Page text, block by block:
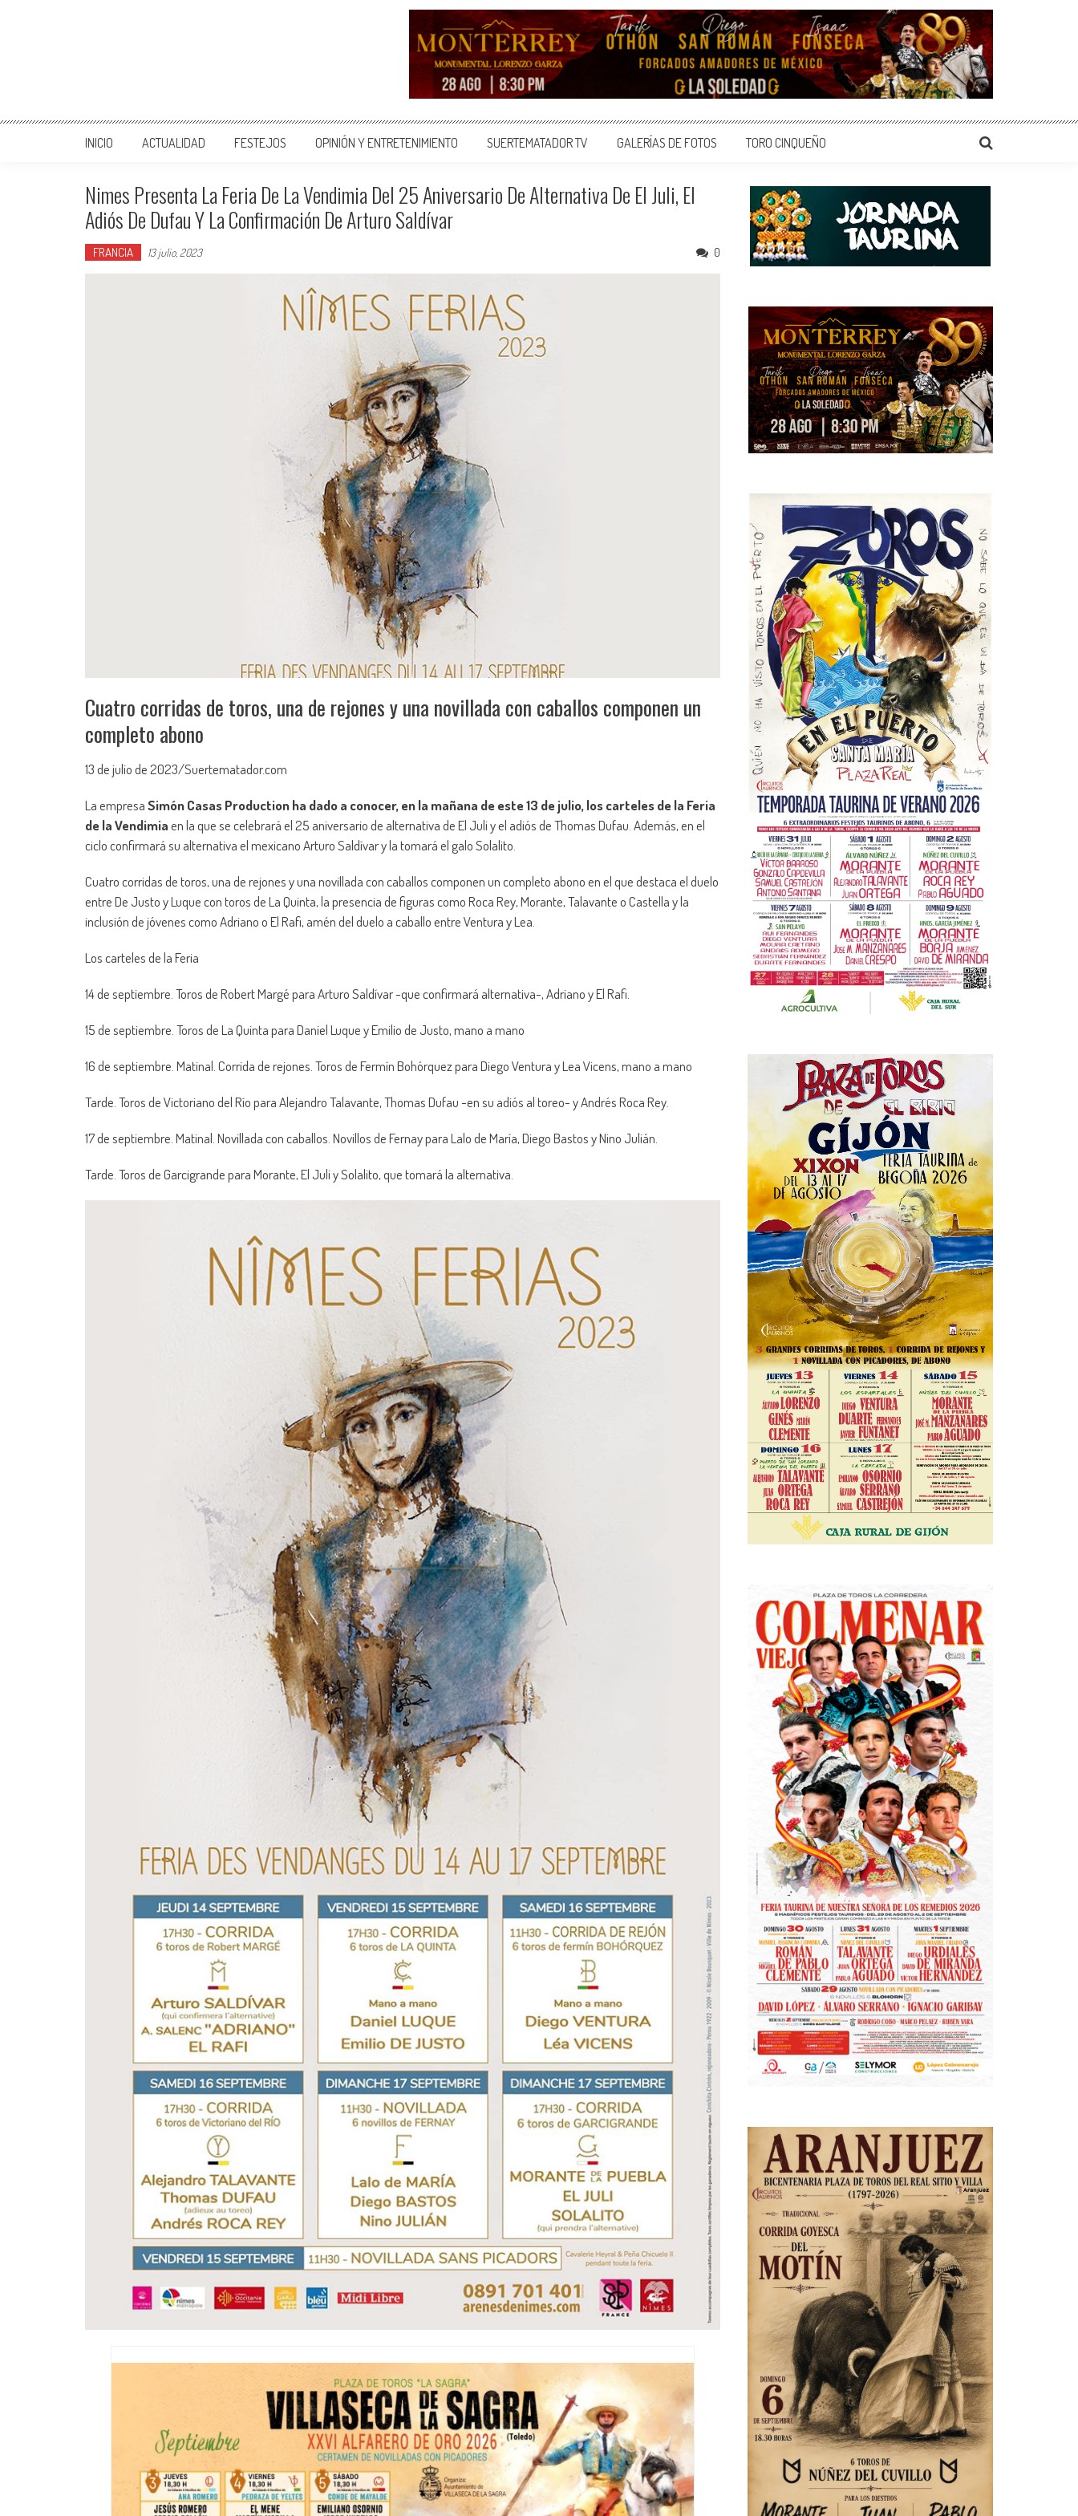
INICIO ACTUALIDAD FESTEJOS OPINIÓN Y ENTRETENIMIENTO SUERTEMATADOR TV GALERÍAS DE FOTOS TORO CINQUEÑO
Nimes Presenta La Feria De La Vendimia Del 25 Aniversario De Alternativa De El Juli, El
Adiós De Dufau Y La Confirmación De Arturo Saldívar
FRANCIA 13 julio, 2023 0
Cuatro corridas de toros, una de rejones y una novillada con caballos componen un
completo abono
13 de julio de 2023/Suertematador.com
La empresaSimón Casas Production ha dado a conocer, en la mañana de este 13 de julio, los carteles de la Feria
de la Vendimiaen la que se celebrará el 25 aniversario de alternativa de El Juli y el adiós de Thomas Dufau. Además, en el
ciclo confirmará su alternativa el mexicano Arturo Saldívar y la tomará el galo Solalito.
Cuatro corridas de toros, una de rejones y una novillada con caballos componen un completo abono en el que destaca el duelo
entre De Justo y Luque con toros de La Quinta, la presencia de figuras como Roca Rey, Morante, Talavante o Castella y la
inclusión de jóvenes como Adriano o El Rafi, amén del duelo a caballo entre Ventura y Lea.
Los carteles de la Feria
14 de septiembre. Toros de Robert Margé para Arturo Saldívar -que confirmará alternativa-, Adriano y El Rafi.
15 de septiembre. Toros de La Quinta para Daniel Luque y Emilio de Justo, mano a mano
16 de septiembre. Matinal. Corrida de rejones. Toros de Fermín Bohórquez para Diego Ventura y Lea Vicens, mano a mano
Tarde. Toros de Victoriano del Río para Alejandro Talavante, Thomas Dufau -en su adiós al toreo- y Andrés Roca Rey.
17 de septiembre. Matinal. Novillada con caballos. Novillos de Fernay para Lalo de María, Diego Bastos y Nino Julián.
Tarde. Toros de Garcigrande para Morante, El Juli y Solalito, que tomará la alternativa.